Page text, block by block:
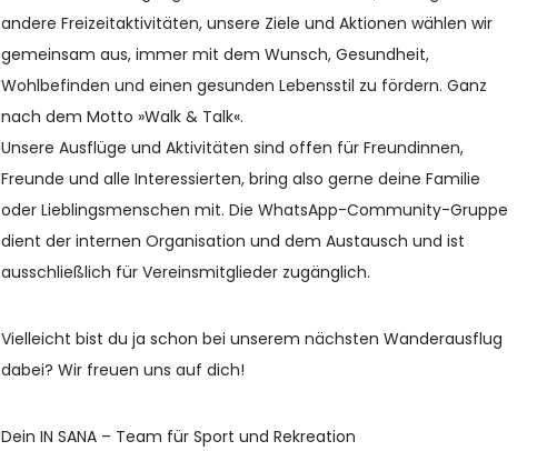
andere Freizeitaktivitäten, unsere Ziele und Aktionen wählen wir
gemeinsam aus, immer mit dem Wunsch, Gesundheit,
Wohlbefinden und einen gesunden Lebensstil zu fördern. Ganz
nach dem Motto »Walk & Talk«.
Unsere Ausflüge und Aktivitäten sind offen für Freundinnen,
Freunde und alle Interessierten, bring also gerne deine Familie
oder Lieblingsmenschen mit. Die WhatsApp-Community-Gruppe
dient der internen Organisation und dem Austausch und ist
ausschließlich für Vereinsmitglieder zugänglich.
Vielleicht bist du ja schon bei unserem nächsten Wanderausflug
dabei? Wir freuen uns auf dich!
Dein IN SANA – Team für Sport und Rekreation